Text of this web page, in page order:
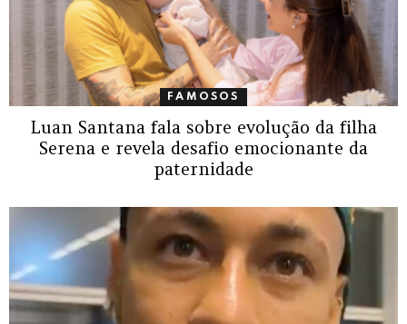
FAMOSOS
Luan Santana fala sobre evolução da filha
Serena e revela desafio emocionante da
paternidade